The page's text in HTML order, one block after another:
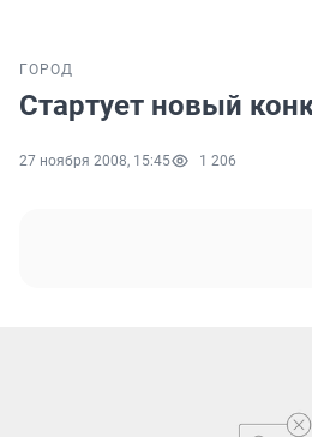
ГОРОД
Стартует новый
27 ноября 2008, 15:45 1 206